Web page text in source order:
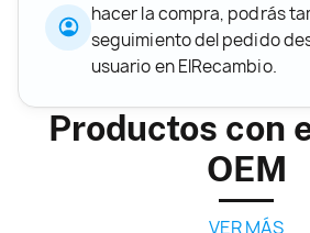
hacer la compra, podrás
seguimiento del pedido
usuario en ElRecambio.
Productos con
OEM
VER MÁS